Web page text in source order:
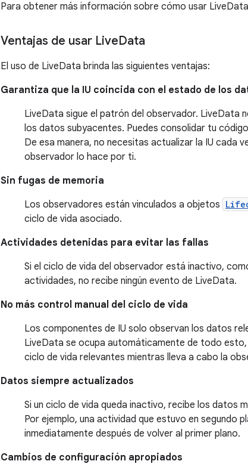
Para obtener más información sobre cómo usar
Ventajas de usar LiveData
El uso de LiveData brinda las siguientes ventajas:
Garantiza que la IU coincida con el estado de los
LiveData sigue el patrón del observador. LiveData
los datos subyacentes. Puedes consolidar tu
De esa manera, no necesitas actualizar la IU cada
observador lo hace por ti.
Sin fugas de memoria
Los observadores están vinculados a objetos
ciclo de vida asociado.
Actividades detenidas para evitar las fallas
Si el ciclo de vida del observador está inactivo,
actividades, no recibe ningún evento de LiveData.
No más control manual del ciclo de vida
Los componentes de IU solo observan los datos
LiveData se ocupa automáticamente de todo
ciclo de vida relevantes mientras lleva a cabo la
Datos siempre actualizados
Si un ciclo de vida queda inactivo, recibe los datos
Por ejemplo, una actividad que estuvo en segundo
inmediatamente después de volver al primer plano.
Cambios de configuración apropiados